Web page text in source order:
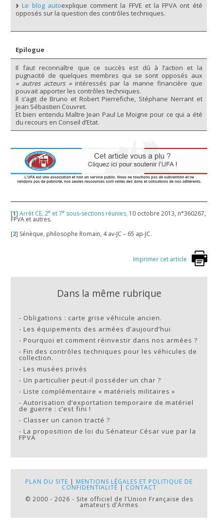
Le blog autoexplique comment la FFVE et la FPVA ont été
opposés sur la question des contrôles techniques.
Epilogue
Il faut reconnaître que ce succès est dû à l’action et la
pugnacité de quelques membres qui se sont opposés aux
« autres acteurs »intéressés par la manne financière que
pouvait apporter les contrôles techniques.
Il s’agit de Bruno et Robert Pierrefiche, Stéphane Nerrant et
Jean Sébastien Couvret.
Et bien entendu Maître Jean Paul Le Moigne pour ce qui a été
du recours en Conseil d’Etat.
[1]Arrêt CE, 2e et 7e sous-sections réunies, 10 octobre 2013, n°360267,
FPVA et autres.
[2] Sénèque, philosophe Romain, 4 av-JC – 65 ap-JC.
Imprimer cet article
Dans la même rubrique
- Obligations : carte grise véhicule ancien.
-Les équipements des armées d’aujourd’hui
-Pourquoi et comment réinvestir dans nos armées ?
-Fin des contrôles techniques pour les véhicules de
collection.
-Les musées privés
-Un particulier peut-il posséder un char ?
-Liste complémentaire « matériels militaires »
-Autorisation d’exportation temporaire de matériel
de guerre : c’est fini !
- Classer un canon tracté ?
-La proposition de loi du Sénateur César vue par la
FPVA
PLAN DU SITE | MENTIONS LÉGALES ET POLITIQUE DE
CONFIDENTIALITÉ | CONTACT
© 2000 - 2026 - Site officiel de l’Union Française des
amateurs d’Armes